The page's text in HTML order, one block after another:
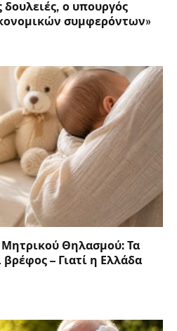
δουλειές, ο υπουργός
συμφερόντων»
Θηλασμού: Τα
– Γιατί η Ελλάδα